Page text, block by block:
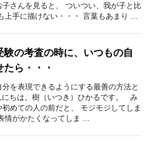
子さんを見ると、 ついつい、我が子と比
上手に描けない・・・ 言葉もあまり ...
験の考査の時に、いつもの自
ら・・・
分を表現できるようにする最善の方法と
ちは。樹（いつき）ひかるです。 み
初めての人の前だと、 モジモジしてしま
情がかたくなってしま ...